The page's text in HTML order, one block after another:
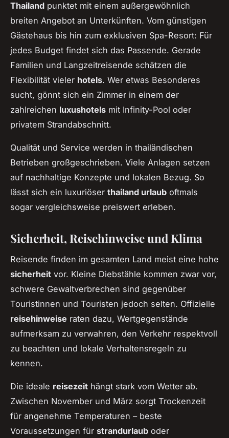
Thailand punktet mit einem außergewöhnlich
breiten Angebot an Unterkünften. Vom günstigen
Gästehaus bis hin zum exklusiven Spa-Resort: Für
jedes Budget findet sich das Passende. Gerade
Familien und Langzeitreisende schätzen die
Flexibilität vieler hotels. Wer etwas Besonderes
sucht, gönnt sich ein Zimmer in einem der
zahlreichen luxushotels mit Infinity-Pool oder
privatem Strandabschnitt.
Qualität und Service werden in thailändischen
Betrieben großgeschrieben. Viele Anlagen setzen
auf nachhaltige Konzepte und lokalen Bezug. So
lässt sich ein luxuriöser thailand urlaub oftmals
sogar vergleichsweise preiswert erleben.
Sicherheit, Reisehinweise und Klima
Reisende finden im gesamten Land meist eine hohe
sicherheit vor. Kleine Diebstähle kommen zwar vor,
schwere Gewaltverbrechen sind gegenüber
Touristinnen und Touristen jedoch selten. Offizielle
reisehinweise raten dazu, Wertgegenstände
aufmerksam zu verwahren, den Verkehr respektvoll
zu beachten und lokale Verhaltensregeln zu
kennen.
Die ideale reisezeit hängt stark vom Wetter ab.
Zwischen November und März sorgt Trockenzeit
für angenehme Temperaturen – beste
Voraussetzungen für strandurlaub oder